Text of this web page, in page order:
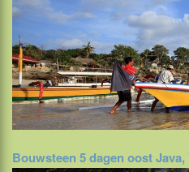
Bouwsteen 5 dagen oost